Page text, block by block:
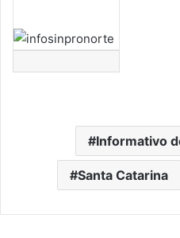
Informativo
Santa Catarina